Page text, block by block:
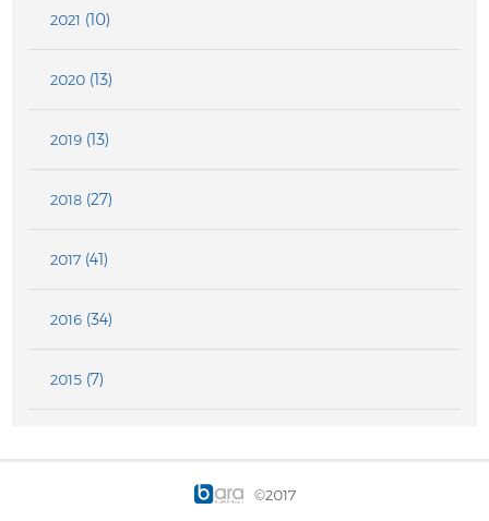
2021 (10)
2020(13)
2019(13)
2018(27)
2017(41)
2016(34)
2015(7)
©2017